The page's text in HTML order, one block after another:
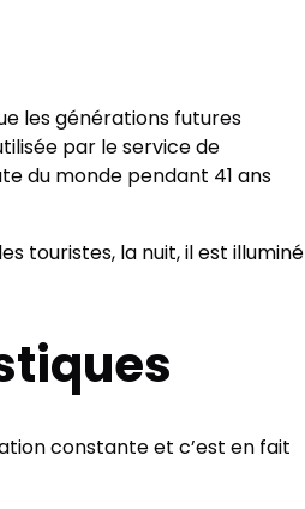
les générations futures
par le service de
du monde pendant 41 ans
touristes, la nuit, il est illuminé
constante et c’est en fait